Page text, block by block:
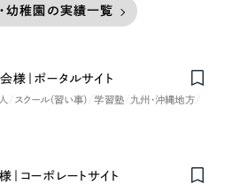
幼稚園の実績一覧
｜ポータルサイト
スクール（習い事） 学習塾
九州・沖縄地方
コーポレートサイト